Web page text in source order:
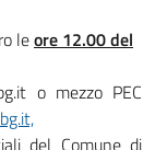
leore 12.00 del
o mezzo PEC
del Comune di